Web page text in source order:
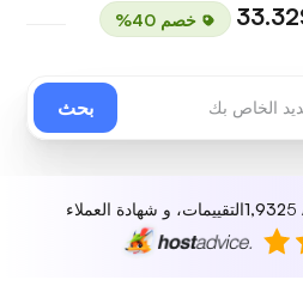
خصم 40%
بحث
1,932التقييمات، و شهادة العملاء